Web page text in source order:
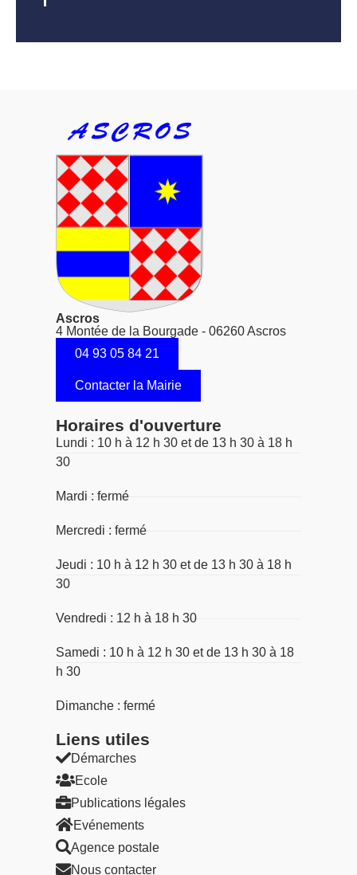
Ascros
4 Montée de la Bourgade - 06260 Ascros
04 93 05 84 21
Contacter la Mairie
Horaires d'ouverture
Lundi : 10 h à 12 h 30 et de 13 h 30 à 18 h
30
Mardi : fermé
Mercredi : fermé
Jeudi : 10 h à 12 h 30 et de 13 h 30 à 18 h
30
Vendredi : 12 h à 18 h 30
Samedi : 10 h à 12 h 30 et de 13 h 30 à 18
h 30
Dimanche : fermé
Liens utiles​
Démarches
Ecole
Publications légales
Evénements
Agence postale
Nous contacter